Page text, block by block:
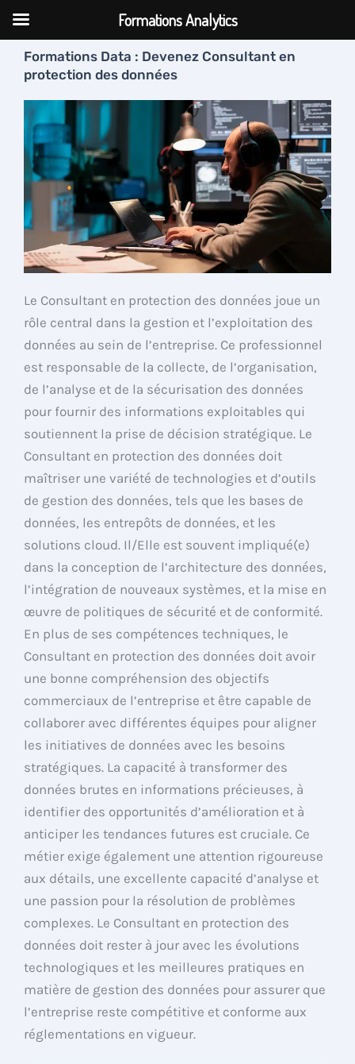
Aller
contenuFormations Data : Devenez Consultant en
protection des données
Le Consultant en protection des données joue un
rôle central dans la gestion et l’exploitation des
données au sein de l’entreprise. Ce professionnel
est responsable de la collecte, de l’organisation,
de l’analyse et de la sécurisation des données
pour fournir des informations exploitables qui
soutiennent la prise de décision stratégique. Le
Consultant en protection des données doit
maîtriser une variété de technologies et d’outils
de gestion des données, tels que les bases de
données, les entrepôts de données, et les
solutions cloud. Il/Elle est souvent impliqué(e)
dans la conception de l’architecture des données,
l’intégration de nouveaux systèmes, et la mise en
œuvre de politiques de sécurité et de conformité.
En plus de ses compétences techniques, le
Consultant en protection des données doit avoir
une bonne compréhension des objectifs
commerciaux de l’entreprise et être capable de
collaborer avec différentes équipes pour aligner
les initiatives de données avec les besoins
stratégiques. La capacité à transformer des
données brutes en informations précieuses, à
identifier des opportunités d’amélioration et à
anticiper les tendances futures est cruciale. Ce
métier exige également une attention rigoureuse
aux détails, une excellente capacité d’analyse et
une passion pour la résolution de problèmes
complexes. Le Consultant en protection des
données doit rester à jour avec les évolutions
technologiques et les meilleures pratiques en
matière de gestion des données pour assurer que
l’entreprise reste compétitive et conforme aux
réglementations en vigueur.
Formations Analytics